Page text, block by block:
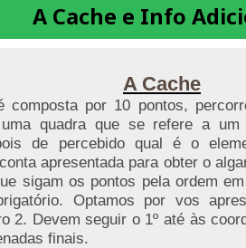
A Cache e Info
A Cache
composta por 10 pontos,
quadra que se refere a
de percebido qual é o
apresentada para obter o
sigam os pontos pela ordem
Optamos por vos
2. Devem seguir o 1º até às
finais.